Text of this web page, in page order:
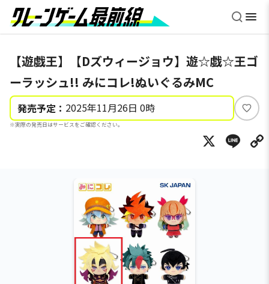
【遊戯王】【Dズウィージョウ】遊☆戯☆王ゴ
ーラッシュ!! みにコレ!ぬいぐるみMC
発売予定： 2025年11月26日 0時
※実際の発売日はサービスをご確認ください。
い
ね
X